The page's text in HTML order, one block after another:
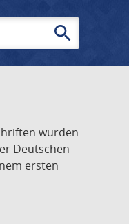
search
wurden
Deutschen
ersten